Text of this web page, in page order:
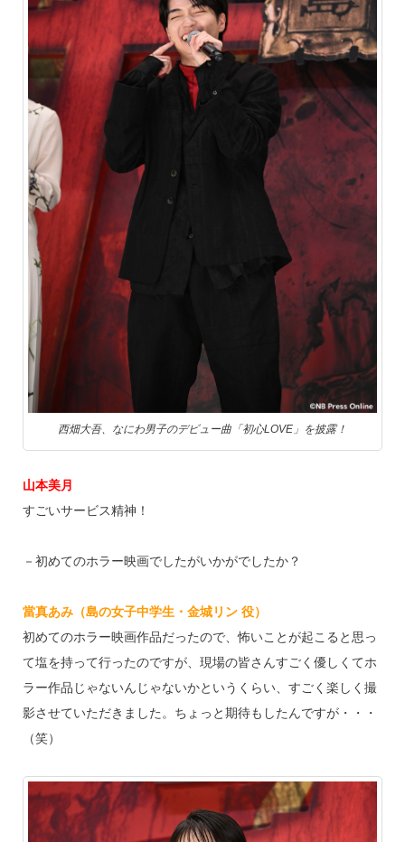
西畑大吾、なにわ男子のデビュー曲「初心LOVE」を披露！
山本美月
すごいサービス精神！
－初めてのホラー映画でしたがいかがでしたか？
當真あみ（島の女子中学生・金城リン 役）
初めてのホラー映画作品だったので、怖いことが起こると思っ
て塩を持って行ったのですが、現場の皆さんすごく優しくてホ
ラー作品じゃないんじゃないかというくらい、すごく楽しく撮
影させていただきました。ちょっと期待もしたんですが・・・
（笑）